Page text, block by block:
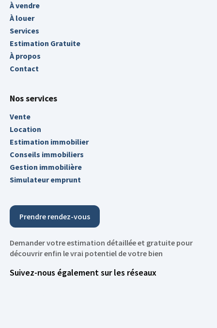
À vendre
À louer
Services
Estimation Gratuite
À propos
Contact
Nos services
Vente
Location
Estimation immobilier
Conseils immobiliers
Gestion immobilière
Simulateur emprunt
Prendre rendez-vous
Demander votre estimation détaillée et gratuite pour
découvrir enfin le vrai potentiel de votre bien
Suivez-nous également sur les réseaux